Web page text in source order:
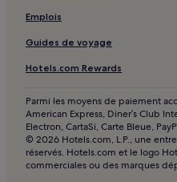
Saint-Félix : hôtels
Clermont : hôtels
Cuzieu : hôtels
Cérarge : hôtels
Le Cr没et : hôtels
Gare de Seyssel-Corbonod
Aix-Les-Bains : hôtels
Emplois
Guides de voyage
Hotels.com Rewards
Parmi les moyens de paiement
American Express, Diner’s Club
Electron, CartaSi, Carte Bleue,
© 2026 Hotels.com, L.P., une
réservés. Hotels.com et le logo
commerciales ou des marques